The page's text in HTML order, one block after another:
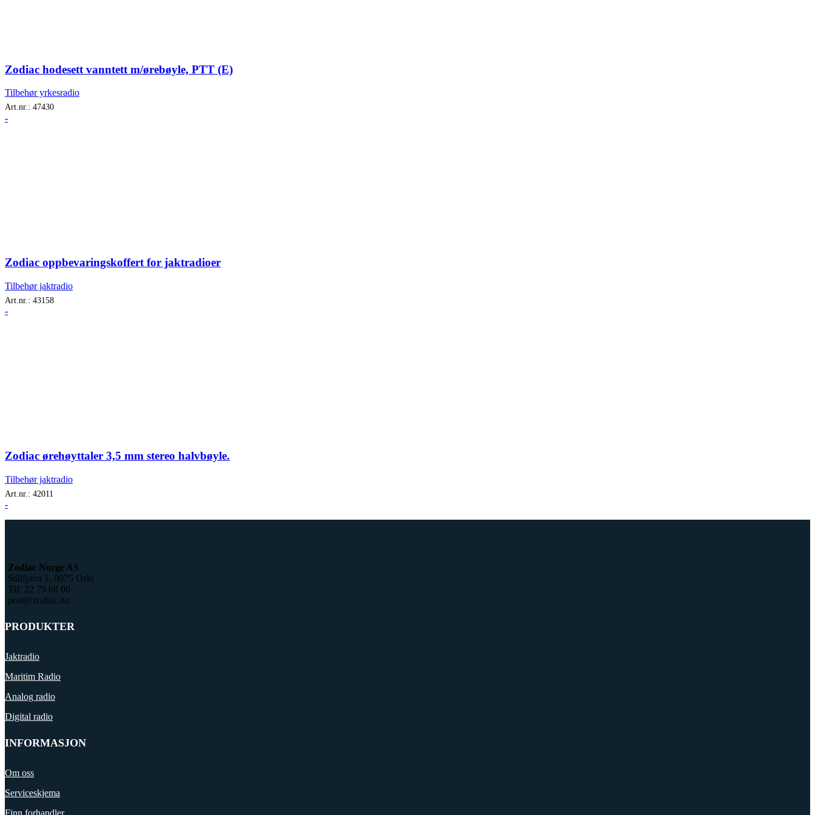
Zodiac hodesett vanntett m/ørebøyle, PTT (E)
Tilbehør yrkesradio
Art.nr.: 47430
-
Zodiac oppbevaringskoffert for jaktradioer
Tilbehør jaktradio
Art.nr.: 43158
-
Zodiac ørehøyttaler 3,5 mm stereo halvbøyle.
Tilbehør jaktradio
Art.nr.: 42011
-
Zodiac Norge AS
Stålfjæra 1, 0975 Oslo
Tlf: 22 79 68 00
post@zodiac.no
PRODUKTER
Jaktradio
Maritim Radio
Analog radio
Digital radio
INFORMASJON
Om oss
Serviceskjema
Finn forhandler